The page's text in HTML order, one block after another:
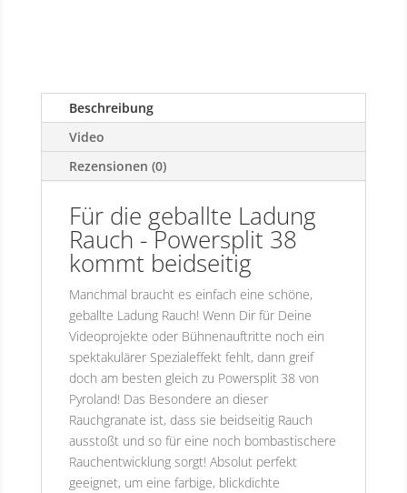
Beschreibung
Video
Rezensionen (0)
Für die geballte Ladung
Rauch - Powersplit 38
kommt beidseitig
Manchmal braucht es einfach eine schöne,
geballte Ladung Rauch! Wenn Dir für Deine
Videoprojekte oder Bühnenauftritte noch ein
spektakulärer Spezialeffekt fehlt, dann greif
doch am besten gleich zu Powersplit 38 von
Pyroland! Das Besondere an dieser
Rauchgranate ist, dass sie beidseitig Rauch
ausstoßt und so für eine noch bombastischere
Rauchentwicklung sorgt! Absolut perfekt
geeignet, um eine farbige, blickdichte